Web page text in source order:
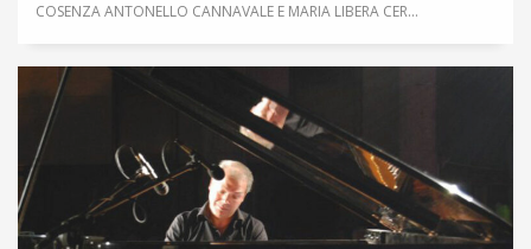
COSENZA ANTONELLO CANNAVALE E MARIA LIBERA CER...